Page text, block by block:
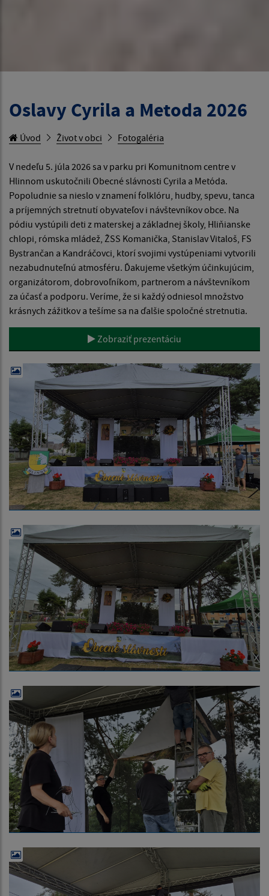
Oslavy Cyrila a Metoda 2026
Úvod Život v obci Fotogaléria
V nedeľu 5. júla 2026 sa v parku pri Komunitnom centre v
Hlinnom uskutočnili Obecné slávnosti Cyrila a Metóda.
Popoludnie sa nieslo v znamení folklóru, hudby, spevu, tanca
a príjemných stretnutí obyvateľov i návštevníkov obce. Na
pódiu vystúpili deti z materskej a základnej školy, Hliňianske
chlopi, rómska mládež, ŽSS Komanička, Stanislav Vitaloš, FS
Bystrančan a Kandráčovci, ktorí svojimi vystúpeniami vytvorili
nezabudnuteľnú atmosféru. Ďakujeme všetkým účinkujúcim,
organizátorom, dobrovoľníkom, partnerom a návštevníkom
za účasť a podporu. Veríme, že si každý odniesol množstvo
krásnych zážitkov a tešíme sa na ďalšie spoločné stretnutia.
Zobraziť prezentáciu